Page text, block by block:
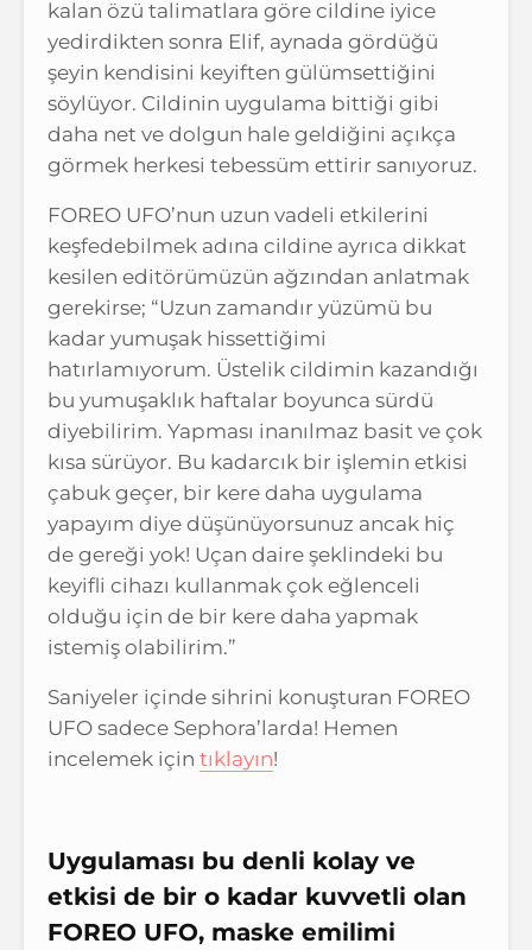
kalan özü talimatlara göre cildine iyice
yedirdikten sonra Elif, aynada gördüğü
şeyin kendisini keyiften gülümsettiğini
söylüyor. Cildinin uygulama bittiği gibi
daha net ve dolgun hale geldiğini açıkça
görmek herkesi tebessüm ettirir sanıyoruz.
FOREO UFO’nun uzun vadeli etkilerini
keşfedebilmek adına cildine ayrıca dikkat
kesilen editörümüzün ağzından anlatmak
gerekirse; “Uzun zamandır yüzümü bu
kadar yumuşak hissettiğimi
hatırlamıyorum. Üstelik cildimin kazandığı
bu yumuşaklık haftalar boyunca sürdü
diyebilirim. Yapması inanılmaz basit ve çok
kısa sürüyor. Bu kadarcık bir işlemin etkisi
çabuk geçer, bir kere daha uygulama
yapayım diye düşünüyorsunuz ancak hiç
de gereği yok! Uçan daire şeklindeki bu
keyifli cihazı kullanmak çok eğlenceli
olduğu için de bir kere daha yapmak
istemiş olabilirim.”
Saniyeler içinde sihrini konuşturan FOREO
UFO sadece Sephora’larda! Hemen
incelemek için tıklayın!
Uygulaması bu denli kolay ve
etkisi de bir o kadar kuvvetli olan
FOREO UFO, maske emilimi